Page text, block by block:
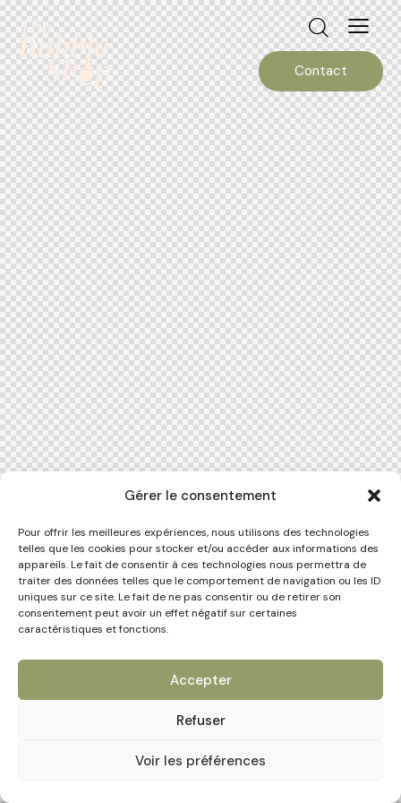
Gérer le consentement
Pour offrir les meilleures expériences, nous utilisons des technologies
telles que les cookies pour stocker et/ou accéder aux informations des
appareils. Le fait de consentir à ces technologies nous permettra de
traiter des données telles que le comportement de navigation ou les ID
uniques sur ce site. Le fait de ne pas consentir ou de retirer son
consentement peut avoir un effet négatif sur certaines
caractéristiques et fonctions.
Accepter
Refuser
Voir les préférences
Contact